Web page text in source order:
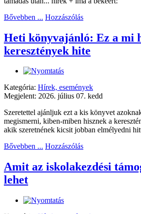
Bővebben ... Hozzászólás
Heti könyvajánló: Ez a mi
keresztények hite
Kategória: Hírek, események
Megjelent: 2026. július 07. kedd
Szeretettel ajánljuk ezt a kis könyvet
megismerni, kiben-miben hisznek a
akik szeretnének kicsit jobban elmélyedni
Bővebben ... Hozzászólás
Amit az iskolakezdési
lehet